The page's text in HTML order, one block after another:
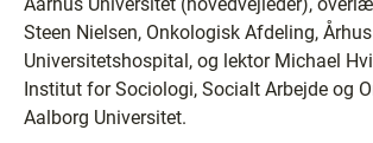
Steen Nielsen, Onkologisk Afdeling, Århus
Universitetshospital, og lektor Michael
Institut for Sociologi, Socialt Arbejde og
Aalborg Universitet.